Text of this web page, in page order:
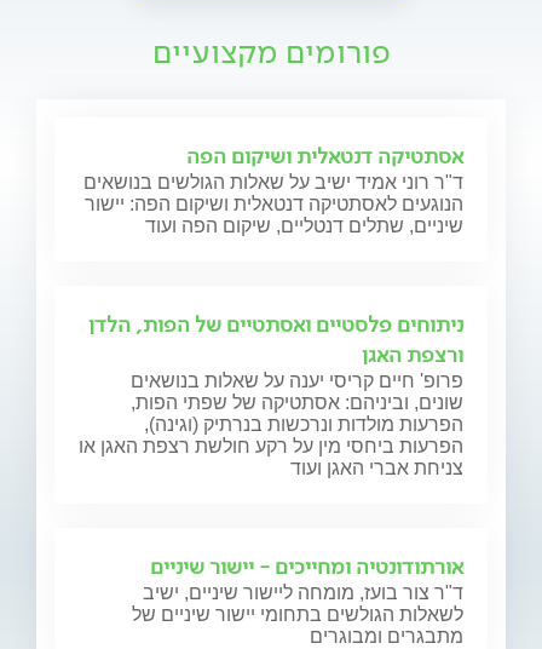
פורומים מקצועיים
אסתטיקה דנטאלית ושיקום הפה
ד"ר רוני אמיד ישיב על שאלות הגולשים בנושאים
הנוגעים לאסתטיקה דנטאלית ושיקום הפה: יישור
שיניים, שתלים דנטליים, שיקום הפה ועוד
ניתוחים פלסטיים ואסתטיים של הפות, הלדן
ורצפת האגן
פרופ' חיים קריסי יענה על שאלות בנושאים
שונים, וביניהם: אסתטיקה של שפתי הפות,
הפרעות מולדות ונרכשות בנרתיק (וגינה),
הפרעות ביחסי מין על רקע חולשת רצפת האגן או
צניחת אברי האגן ועוד
אורתודונטיה ומחייכים - יישור שיניים
ד"ר צור בועז, מומחה ליישור שיניים, ישיב
לשאלות הגולשים בתחומי יישור שיניים של
מתבגרים ומבוגרים